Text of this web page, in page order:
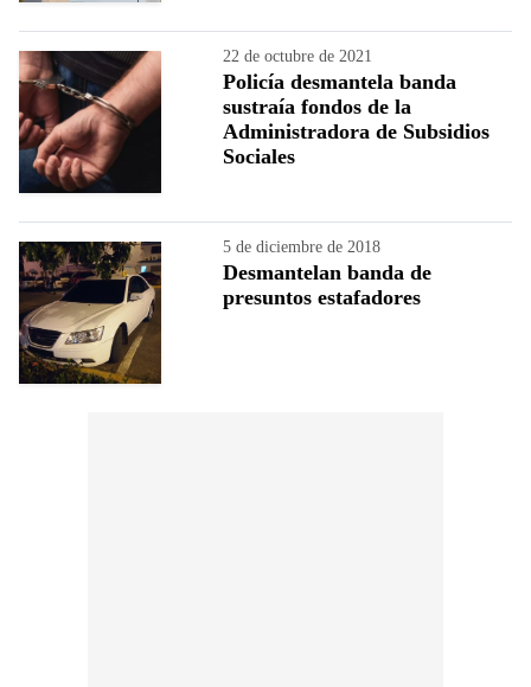
22 de octubre de 2021
Policía desmantela banda
sustraía fondos de la
Administradora de Subsidios
Sociales
5 de diciembre de 2018
Desmantelan banda de
presuntos estafadores